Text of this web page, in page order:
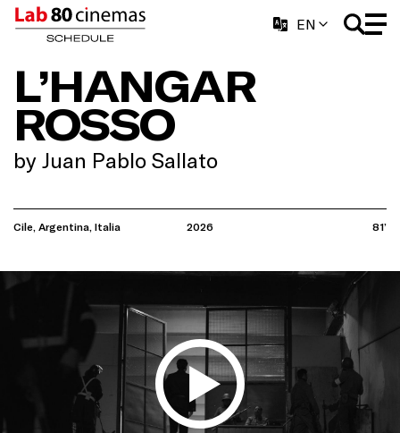
EN
L’HANGAR
ROSSO
by Juan Pablo Sallato
Cile, Argentina, Italia 2026 81’